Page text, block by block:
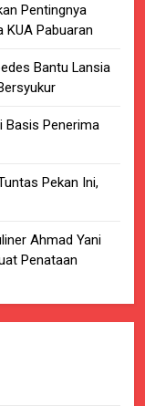
Pentingnya
KUA Pabuaran
Bantu Lansia
Basis Penerima
Pekan Ini,
Ahmad Yani
Penataan